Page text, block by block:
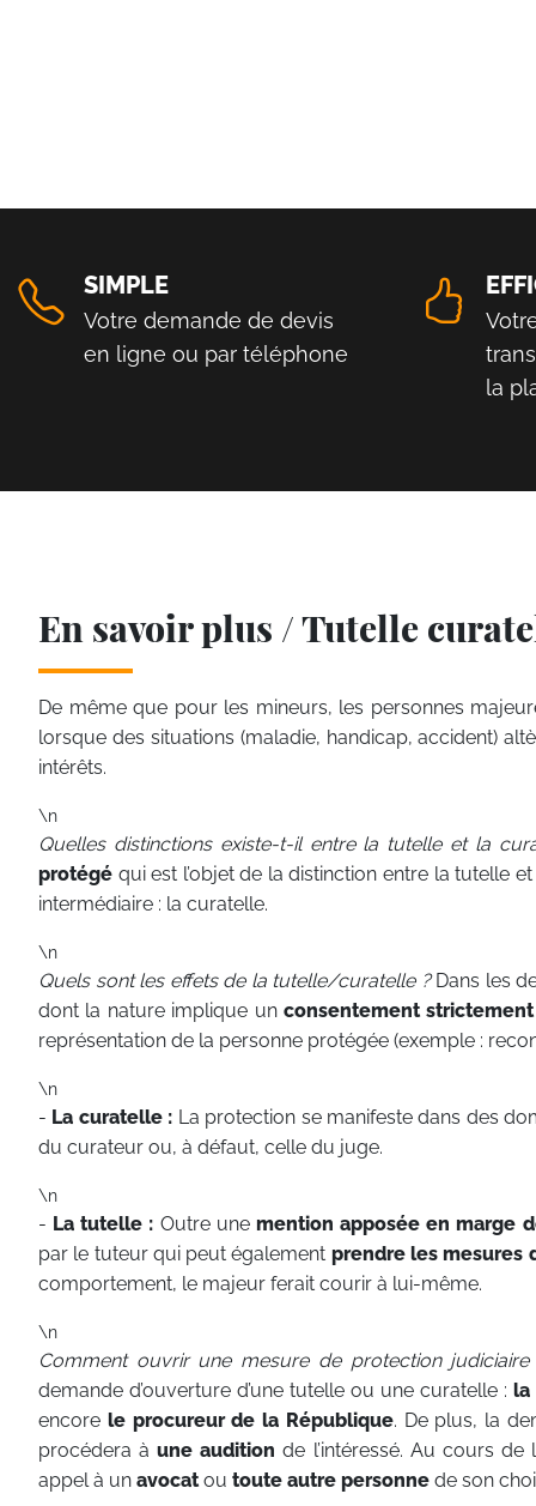
SIMPLE
Votre demande de devis
en ligne ou par téléphone
la
En savoir plus / Tutelle
De même que pour les mineurs, les personnes
lorsque des situations (maladie, handicap, accident)
intérêts.
\n
Quelles distinctions existe-t-il entre la tutelle et la
protégé qui est l’objet de la distinction entre la tutelle
intermédiaire : la curatelle.
\n
Quels sont les effets de la tutelle/curatelle ?Dans les
dont la nature implique un consentement
représentation de la personne protégée (exemple :
\n
- La curatelle : La protection se manifeste dans des
du curateur ou, à défaut, celle du juge.
\n
- La tutelle : Outre une mention apposée en marge
par le tuteur qui peut également prendre les mesures
comportement, le majeur ferait courir à lui-même.
\n
Comment ouvrir une mesure de protection judiciaire
demande d’ouverture d’une tutelle ou une curatelle : la
encore le procureur de la République. De plus, la
procédera àune audition de l’intéressé. Au cours de
appel à un avocatou toute autre personne de son